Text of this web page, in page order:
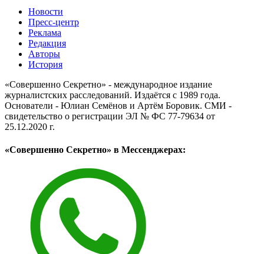
Новости
Пресс-центр
Реклама
Редакция
Авторы
История
«Совершенно Секретно» - международное издание
журналистских расследований. Издаётся с 1989 года.
Основатели - Юлиан Семёнов и Артём Боровик. CМИ -
свидетельство о регистрации ЭЛ № ФС 77-79634 от
25.12.2020 г.
«Совершенно Секретно» в Мессенджерах: